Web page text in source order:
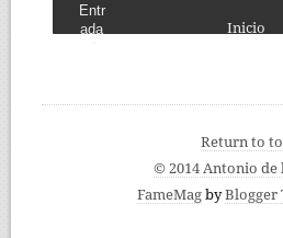
Entr
ada
Inicio
Return to
© 2014 Antonio de
FameMagbyBlogger